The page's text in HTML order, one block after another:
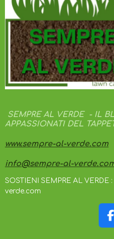
SEMPRE AL VERDE - IL
APPASSIONATI DEL
www.sempre-al-verde.com
info@sempre-al-
SOSTIENI SEMPRE AL VERDE
verde.com
F